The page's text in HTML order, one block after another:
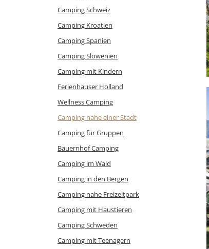
Camping Schweiz
Camping Kroatien
Camping Spanien
Camping Slowenien
Camping mit Kindern
Ferienhäuser Holland
Wellness Camping
Camping nahe einer Stadt
Camping für Gruppen
Bauernhof Camping
Camping im Wald
Camping in den Bergen
Camping nahe Freizeitpark
Camping mit Haustieren
Camping Schweden
Camping mit Teenagern